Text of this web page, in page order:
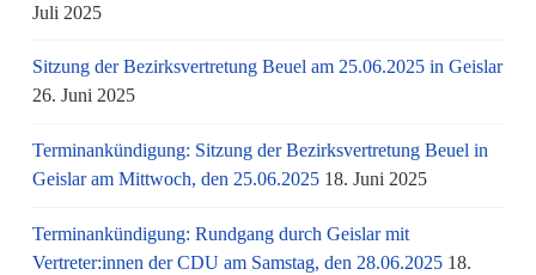
Juli 2025
Sitzung der Bezirksvertretung Beuel am 25.06.2025 in Geislar
26. Juni 2025
Terminankündigung: Sitzung der Bezirksvertretung Beuel in
Geislar am Mittwoch, den 25.06.2025 18. Juni 2025
Terminankündigung: Rundgang durch Geislar mit
Vertreter:innen der CDU am Samstag, den 28.06.2025 18.